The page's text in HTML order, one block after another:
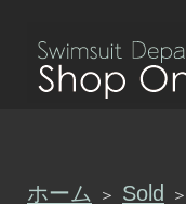
ホーム ＞ Sold ＞